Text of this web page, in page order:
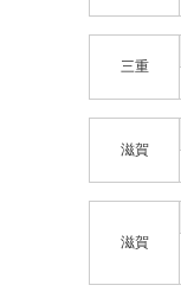
三重
滋賀
滋賀